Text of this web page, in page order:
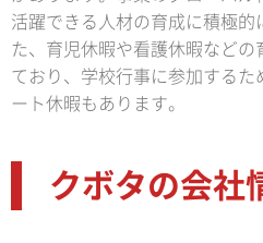
活躍できる人材の育成に積極的
た、育児休暇や看護休暇など
ており、学校行事に参加するた
ート休暇もあります。
クボタの会社